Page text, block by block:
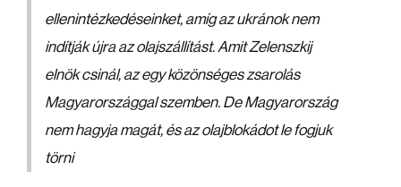
ellenintézkedéseinket, amíg az ukránok nem
indítják újra az olajszállítást. Amit Zelenszkij
elnök csinál, az egy közönséges zsarolás
Magyarországgal szemben. De Magyarország
nem hagyja magát, és az olajblokádot le fogjuk
törni